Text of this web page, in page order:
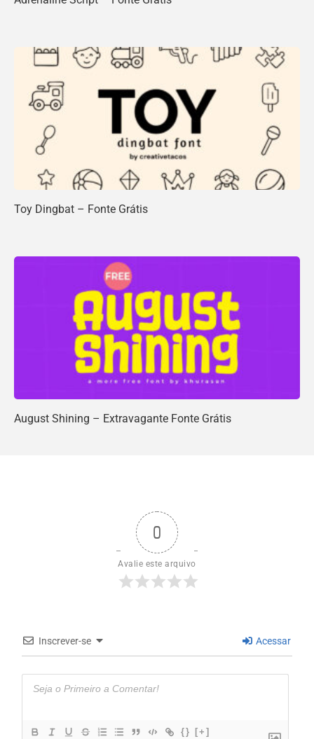
Toy Dingbat – Fonte Grátis
August Shining – Extravagante Fonte Grátis
0
Avalie este arquivo
Inscrever-se Acessar
{} [+]